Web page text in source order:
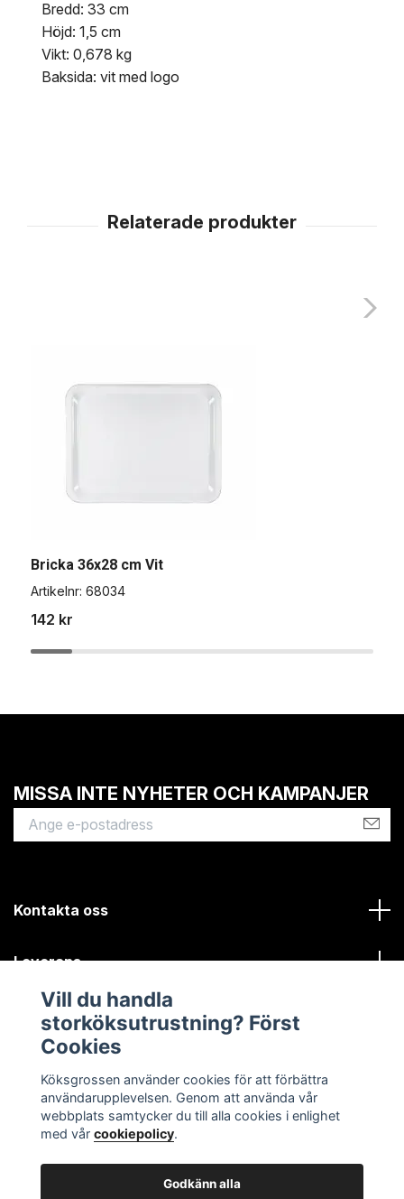
Bredd: 33 cm
Höjd: 1,5 cm
Vikt: 0,678 kg
Baksida: vit med logo
Bricka 36x28 cm Vit
Artikelnr: 68034
142 kr
MISSA INTE NYHETER OCH KAMPANJER
Kontakta oss
Leverans
Kundinformation
Vill du handla
storköksutrustning? Först
Cookies
Köksgrossen använder cookies för att förbättra
användarupplevelsen. Genom att använda vår
webbplats samtycker du till alla cookies i enlighet
med vår cookiepolicy.
Godkänn alla